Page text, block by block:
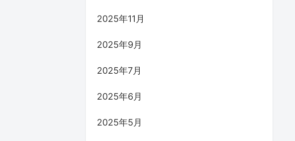
2025年11月
2025年9月
2025年7月
2025年6月
2025年5月